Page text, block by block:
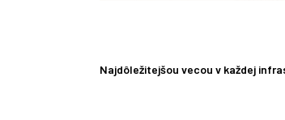
Najdôležitejšou vecou v každej